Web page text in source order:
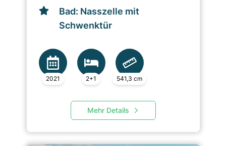
Bad: Nasszelle mit
Schwenktür
2021 2+1 541,3 cm
Mehr Details